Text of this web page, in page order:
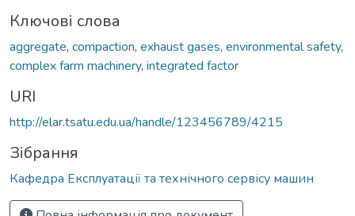
Ключові слова
aggregate, compaction, exhaust gases, environmental safety,
complex farm machinery, integrated factor
URI
http://elar.tsatu.edu.ua/handle/123456789/4215
Зібрання
Кафедра Експлуатації та технічного сервісу машин